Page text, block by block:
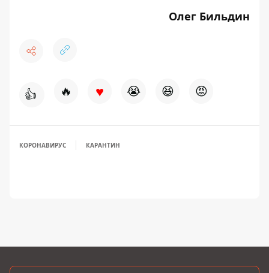
Олег Бильдин
👍 🔥 ♥ 😭 😆 😡
КОРОНАВИРУС КАРАНТИН